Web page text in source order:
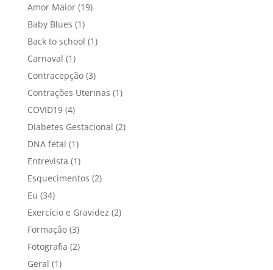
Amor Maior(19)
Baby Blues (1)
Back to school (1)
Carnaval (1)
Contracepção(3)
Contrações Uterinas (1)
COVID19(4)
Diabetes Gestacional (2)
DNA fetal (1)
Entrevista (1)
Esquecimentos (2)
Eu (34)
Exercício e Gravidez (2)
Formação(3)
Fotografia (2)
Geral (1)